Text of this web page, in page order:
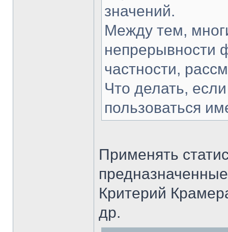
значений.
Между тем,
непрерывности
частности,
Что делать,
пользоваться
Применять
Критерий
др.